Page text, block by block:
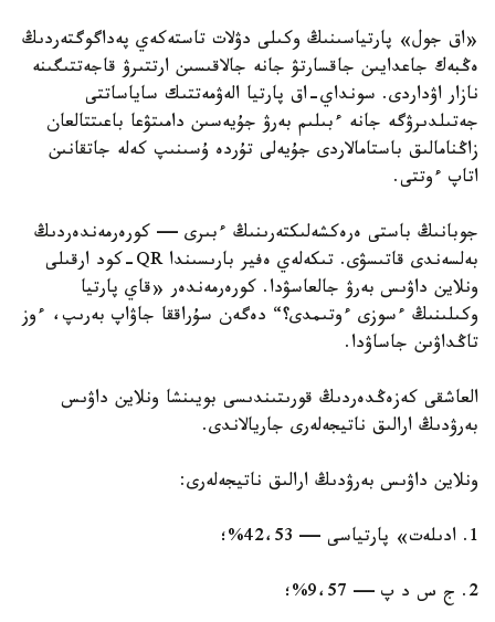
«اق جول» پارتياسىنىڭ وكىلى دۋلات تاستەكەي پەداگوگتەردىڭ
ەڭبەك جاعدايىن جاقسارتۋ جانە جالاقىسىن ارتتىرۋ قاجەتتىگىنە
نازار اۋداردى. سونداي-اق پارتيا الەۋمەتتىك ساياساتتى
جەتىلدىرۋگە جانە ءبىلىم بەرۋ جۇيەسىن دامىتۋعا باعىتتالعان
زاڭنامالىق باستامالاردى جۇيەلى تۇردە ۇسىنىپ كەلە جاتقانىن
اتاپ ءوتتى.
جوبانىڭ باستى ەرەكشەلىكتەرىنىڭ ءبىرى — كورەرمەندەردىڭ
بەلسەندى قاتىسۋى. تىكەلەي ەفير بارىسىندا QR-كود ارقىلى
ونلاين داۋىس بەرۋ جالعاسۋدا. كورەرمەندەر «قاي پارتيا
وكىلىنىڭ ءسوزى ءوتىمدى؟“ دەگەن سۇراققا جاۋاپ بەرىپ، ءوز
تاڭداۋىن جاساۋدا.
العاشقى كەزەڭدەردىڭ قورىتىندىسى بويىنشا ونلاين داۋىس
بەرۋدىڭ ارالىق ناتيجەلەرى جاريالاندى.
ونلاين داۋىس بەرۋدىڭ ارالىق ناتيجەلەرى:
1. ادىلەت» پارتياسى — 42،53%؛
2. ج س د پ — 9،57%؛